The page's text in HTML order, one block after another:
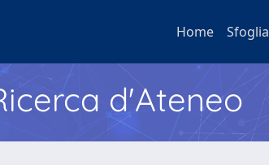
Home Sfoglia
d'Ateneo